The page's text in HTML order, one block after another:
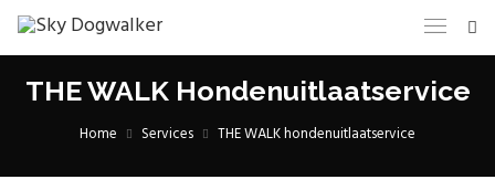
THE WALK Hondenuitlaatservice
Home Services THE WALK hondenuitlaatservice